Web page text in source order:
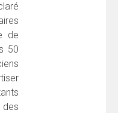
de
50
des